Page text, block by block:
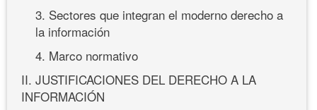
3. Sectores que integran el moderno derecho a
la información
4. Marco normativo
II. JUSTIFICACIONES DEL DERECHO A LA
INFORMACIÓN